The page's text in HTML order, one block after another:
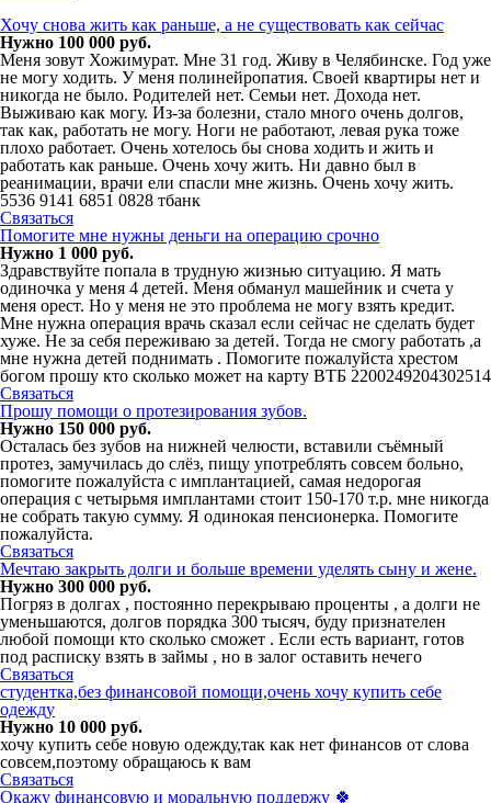
Хочу снова жить как раньше, а не существовать как сейчас
Нужно 100 000 руб.
Меня зовут Хожимурат. Мне 31 год. Живу в Челябинске. Год уже
не могу ходить. У меня полинейропатия. Своей квартиры нет и
никогда не было. Родителей нет. Семьи нет. Дохода нет.
Выживаю как могу. Из-за болезни, стало много очень долгов,
так как, работать не могу. Ноги не работают, левая рука тоже
плохо работает. Очень хотелось бы снова ходить и жить и
работать как раньше. Очень хочу жить. Ни давно был в
реанимации, врачи ели спасли мне жизнь. Очень хочу жить.
5536 9141 6851 0828 тбанк
Связаться
Помогите мне нужны деньги на операцию срочно
Нужно 1 000 руб.
Здравствуйте попала в трудную жизнью ситуацию. Я мать
одиночка у меня 4 детей. Меня обманул машейник и счета у
меня орест. Но у меня не это проблема не могу взять кредит.
Мне нужна операция врачь сказал если сейчас не сделать будет
хуже. Не за себя переживаю за детей. Тогда не смогу работать ,а
мне нужна детей поднимать . Помогите пожалуйста хрестом
богом прошу кто сколько может на карту ВТБ 2200249204302514
Связаться
Прошу помощи о протезирования зубов.
Нужно 150 000 руб.
Осталась без зубов на нижней челюсти, вставили съёмный
протез, замучилась до слёз, пищу употреблять совсем больно,
помогите пожалуйста с имплантацией, самая недорогая
операция с четырьмя имплантами стоит 150-170 т.р. мне никогда
не собрать такую сумму. Я одинокая пенсионерка. Помогите
пожалуйста.
Связаться
Мечтаю закрыть долги и больше времени уделять сыну и жене.
Нужно 300 000 руб.
Погряз в долгах , постоянно перекрываю проценты , а долги не
уменьшаются, долгов порядка 300 тысяч, буду признателен
любой помощи кто сколько сможет . Если есть вариант, готов
под расписку взять в займы , но в залог оставить нечего
Связаться
студентка,без финансовой помощи,очень хочу купить себе
одежду
Нужно 10 000 руб.
хочу купить себе новую одежду,так как нет финансов от слова
совсем,поэтому обращаюсь к вам
Связаться
Окажу финансовую и моральную поддержу 🍀